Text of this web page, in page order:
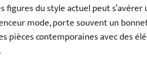
figures du style actuel peut
mode, porte souvent un
pièces contemporaines avec des